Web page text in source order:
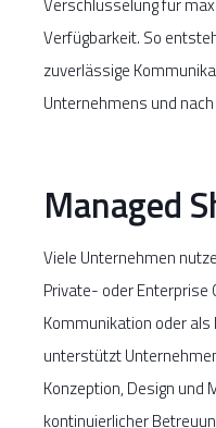
Verschlüsselung für
Verfügbarkeit. So
zuverlässige
Unternehmens und
Managed
Viele Unternehmen
Private- oder Enterprise
Kommunikation oder als
unterstützt
Konzeption, Design und
kontinuierlicher